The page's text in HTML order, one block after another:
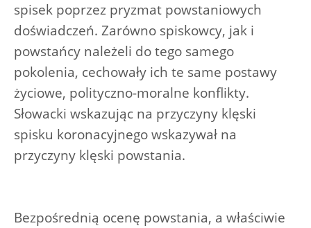
spisek poprzez pryzmat powstaniowych
doświadczeń. Zarówno spiskowcy, jak i
powstańcy należeli do tego samego
pokolenia, cechowały ich te same postawy
życiowe, polityczno-moralne konflikty.
Słowacki wskazując na przyczyny klęski
spisku koronacyjnego wskazywał na
przyczyny klęski powstania.
Bezpośrednią ocenę powstania, a właściwie